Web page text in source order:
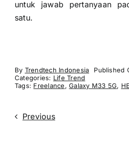
untuk jawab pertanyaan
satu.
By Trendtech Indonesia
Published
Categories: Life Trend
Tags: Freelance,Galaxy M33 5G,
Previous